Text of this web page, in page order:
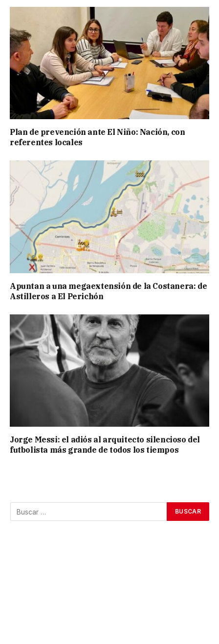
Plan de prevención ante El Niño: Nación, con
referentes locales
Apuntan a una megaextensión de la Costanera: de
Astilleros a El Perichón
Jorge Messi: el adiós al arquitecto silencioso del
futbolista más grande de todos los tiempos